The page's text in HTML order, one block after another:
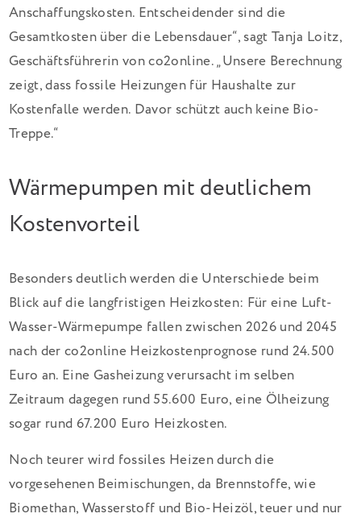
Anschaffungskosten. Entscheidender sind die
Gesamtkosten über die Lebensdauer“, sagt Tanja Loitz,
Geschäftsführerin von co2online. „Unsere Berechnung
zeigt, dass fossile Heizungen für Haushalte zur
Kostenfalle werden. Davor schützt auch keine Bio-
Treppe.“
Wärmepumpen mit deutlichem
Kostenvorteil
Besonders deutlich werden die Unterschiede beim
Blick auf die langfristigen Heizkosten: Für eine Luft-
Wasser-Wärmepumpe fallen zwischen 2026 und 2045
nach der co2online Heizkostenprognose rund 24.500
Euro an. Eine Gasheizung verursacht im selben
Zeitraum dagegen rund 55.600 Euro, eine Ölheizung
sogar rund 67.200 Euro Heizkosten.
Noch teurer wird fossiles Heizen durch die
vorgesehenen Beimischungen, da Brennstoffe, wie
Biomethan, Wasserstoff und Bio-Heizöl, teuer und nur